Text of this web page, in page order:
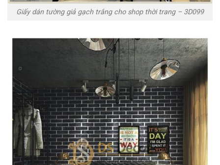
Giấy dán tường giả gạch trắng cho shop thời trang – 3D099